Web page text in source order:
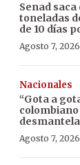
Senad
toneladas
de 10 días
Agosto 7,
Nacionales
“Gota a
Agosto 7,